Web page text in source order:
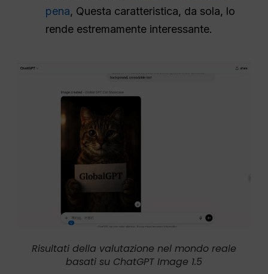
pena, Questa caratteristica, da sola, lo
rende estremamente interessante.
Risultati della valutazione nel mondo reale
basati su ChatGPT Image 1.5